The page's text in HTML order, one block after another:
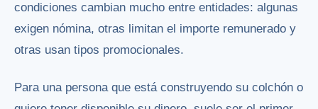
condiciones cambian mucho entre entidades: algunas
exigen nómina, otras limitan el importe remunerado y
otras usan tipos promocionales.
Para una persona que está construyendo su colchón o